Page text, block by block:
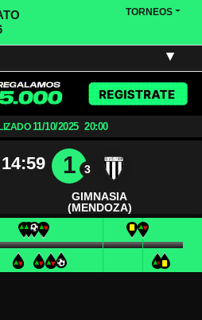
TORNEOS
11/10/2025 20:00
14:59 3
1
GIMNASIA
(MENDOZA)